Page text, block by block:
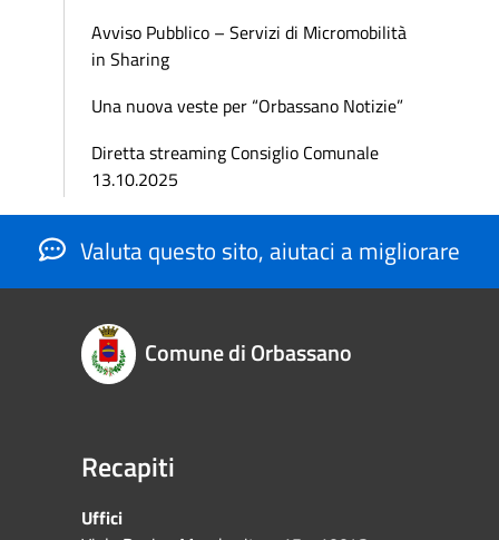
Avviso Pubblico – Servizi di Micromobilità
in Sharing
Una nuova veste per “Orbassano Notizie”
Diretta streaming Consiglio Comunale
13.10.2025
Valuta questo sito, aiutaci a migliorare
Comune di Orbassano
Recapiti
Uffici